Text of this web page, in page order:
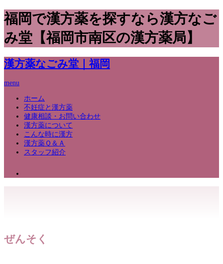
福岡で漢方薬を探すなら漢方なご
み堂【福岡市南区の漢方薬局】
漢方薬なごみ堂｜福岡
menu
ホーム
不妊症と漢方薬
健康相談・お問い合わせ
漢方薬について
こんな時に漢方
漢方薬Ｑ＆Ａ
スタッフ紹介
ぜんそく